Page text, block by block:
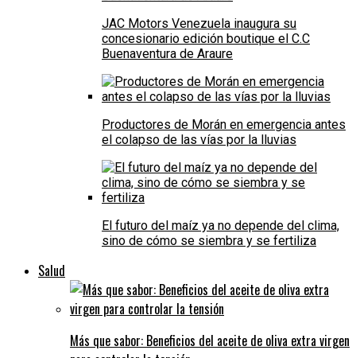
JAC Motors Venezuela inaugura su
concesionario edición boutique el C.C
Buenaventura de Araure
Productores de Morán en emergencia antes
el colapso de las vías por la lluvias
El futuro del maíz ya no depende del clima,
sino de cómo se siembra y se fertiliza
Salud
Más que sabor: Beneficios del aceite de oliva extra virgen